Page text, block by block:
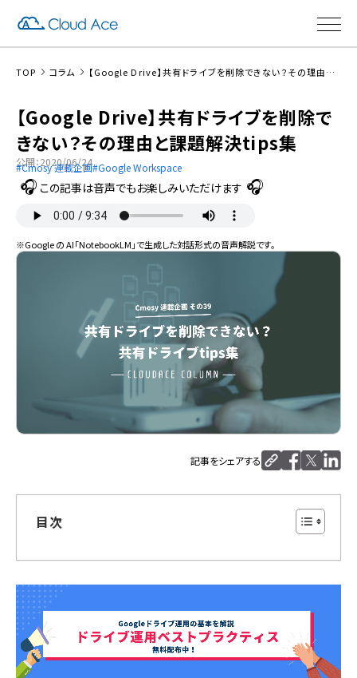
TOP コラム 【Google Drive】共有ドライブを削除できない？その理由と課題解決tips集
【Google Drive】共有ドライブを削除で
きない？その理由と課題解決tips集
公開：2020/06/24
Cmosy 連載企画 Google Workspace
この記事は音声でもお楽しみいただけます
※Google の AI「NotebookLM」で生成した対話形式の音声解説です。
記事をシェアする
目次